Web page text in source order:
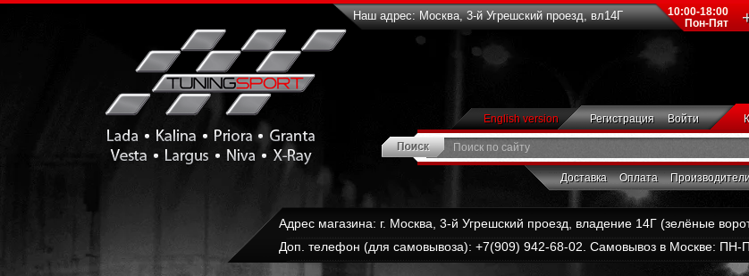
Наш адрес: Москва, 3-й Угрешский проезд, вл14Г
10:00-18:00
Пон-Пят
English version Регистрация Войти
Доставка Оплата
Адрес магазина: г. Москва, 3-й Угрешский проезд, владение 14Г (зелёные
Доп. телефон (для самовывоза): +7(909) 942-68-02. Самовывоз в Москве: ПН-